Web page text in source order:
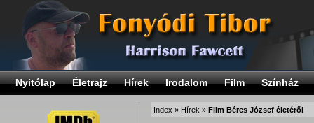
Nyitólap Életrajz Hírek Irodalom Film Színház
Index » Hírek » Film Béres József életéről